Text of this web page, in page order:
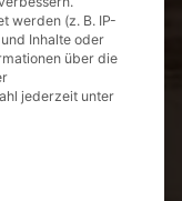
werden (z. B. IP-
Inhalte oder
über die
jederzeit unter
für die eine